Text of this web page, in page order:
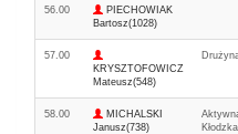
56.00
PIECHOWIAK
Bartosz(1028)
57.00
KRYSZTOFOWICZ
Mateusz(548)
58.00
MICHALSKI
Janusz(738)
Kłodzka